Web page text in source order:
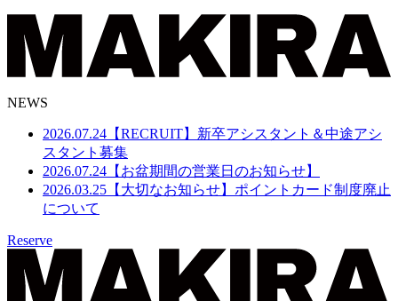
NEWS
2026.07.24 【RECRUIT】新卒アシスタント＆中途アシ
スタント募集
2026.07.24 【お盆期間の営業日のお知らせ】
2026.03.25 【大切なお知らせ】ポイントカード制度廃止
について
Reserve